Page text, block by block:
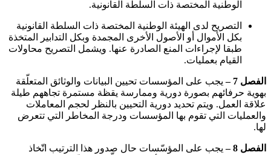
الوطنية المختصة ذات السلطة القانونية.
التصريح لدى الهيئة الوطنية المختصة ذات السلطة القانونية
بكل الأموال أو الأصول الأخرى المجمدة وبكل التدابير المتخذة
طبقا لإجراءات المنع الصادرة عنها. ويشمل التصريح محاولات
القيام بعمليات.
الفصل 7 –
يجب على المؤسسات تحيين البيانات والوثائق المتعلّقة
بهوية حرفائهم بصورة دورية وممارسة يقظة مستمرة تجاههم طيلة
علاقة العمل. ويتم تحديد دورية التحيين بالنظر لحجم المعاملات
والعمليات التي تقوم بها المؤسسات ودرجة المخاطر التي تتعرض
لها.
الفصل 8 –
يجب على المؤسّسات حال صدور هذا الترتيب اتّخاذ